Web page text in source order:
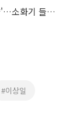
경과원, 바이오 연구현장 200명과 '안전서약'…소화기 들고 캠페인 나서
#이상일